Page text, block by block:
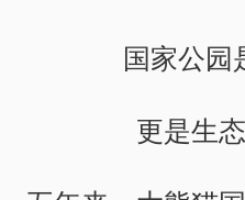
国家公园
更是生